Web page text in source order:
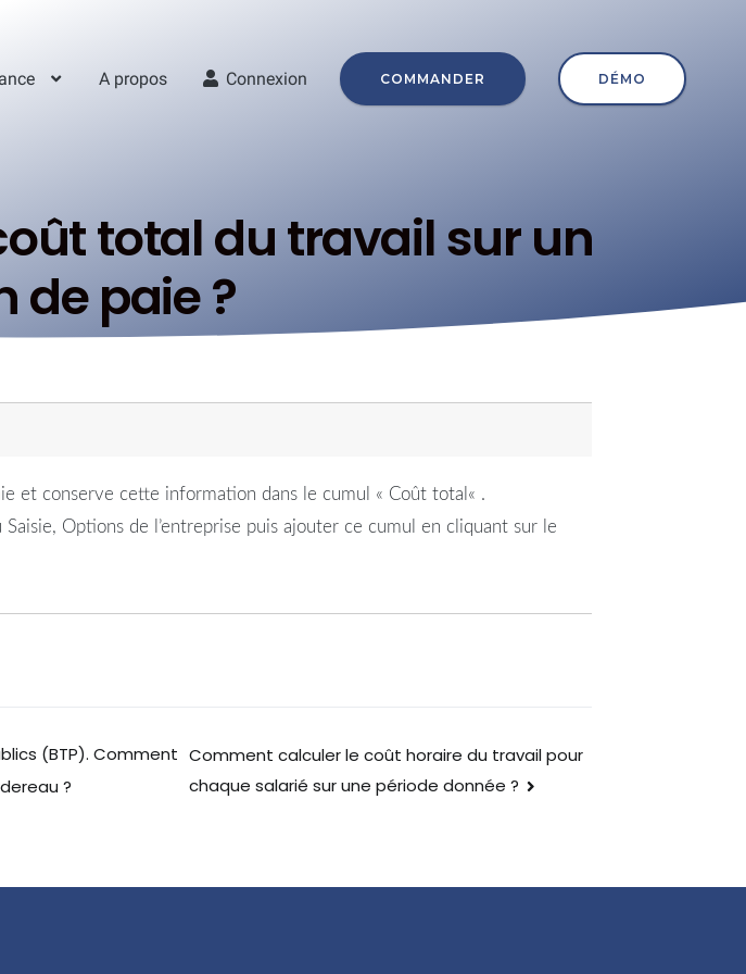
A propos Connexion COMMANDER DÉMO
total du travail sur un
de paie ?
et conserve cette information dans le cumul « Coût total « .
Saisie, Options de l’entreprise puis ajouter ce cumul en cliquant sur le
(BTP). Comment
?
Comment calculer le coût horaire du travail pour
chaque salarié sur une période donnée ?